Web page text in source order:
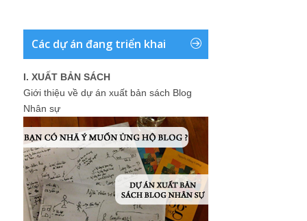
Các dự án đang triển khai
I. XUẤT BẢN SÁCH
Giới thiệu về dự án xuất bản sách Blog
Nhân sự